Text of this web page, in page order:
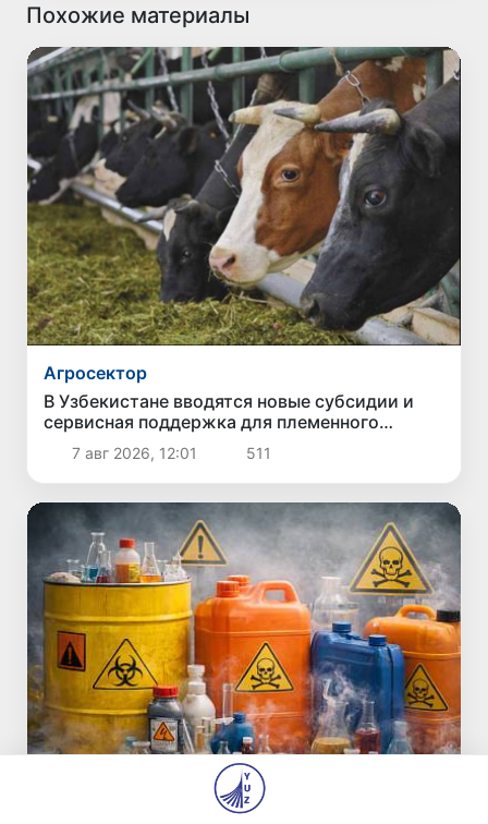
Похожие материалы
Агросектор
В Узбекистане вводятся новые субсидии и
сервисная поддержка для племенного
животноводства
7 авг 2026, 12:01 511